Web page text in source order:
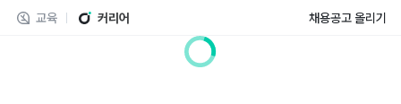
교육 커리어 채용공고 올리기